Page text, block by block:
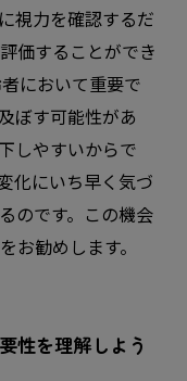
視力を確認するだ
価することができ
において重要で
ぼす可能性があ
しやすいからで
化にいち早く気づ
のです。この機会
お勧めします。
性を理解しよう